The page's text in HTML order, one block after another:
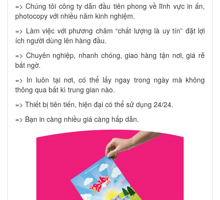
=> Chúng tôi công ty dẫn đầu tiên phong về lĩnh vực in ấn,
photocopy với nhiều năm kinh nghiệm.
=> Làm việc với phương châm “chất lượng là uy tín” đặt lợi
ích người dùng lên hàng đầu.
=> Chuyên nghiệp, nhanh chóng, giao hàng tận nơi, giá rẻ
bất ngờ.
=> In luôn tại nơi, có thể lấy ngay trong ngày mà không
thông qua bất kì trung gian nào.
=> Thiết bị tiên tiến, hiện đại có thể sử dụng 24/24.
=> Bạn in càng nhiều giá càng hấp dẫn.